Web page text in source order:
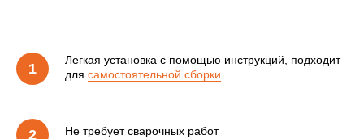
Легкая установка с помощью инструкций, подходит
для самостоятельной сборки
Не требует сварочных работ